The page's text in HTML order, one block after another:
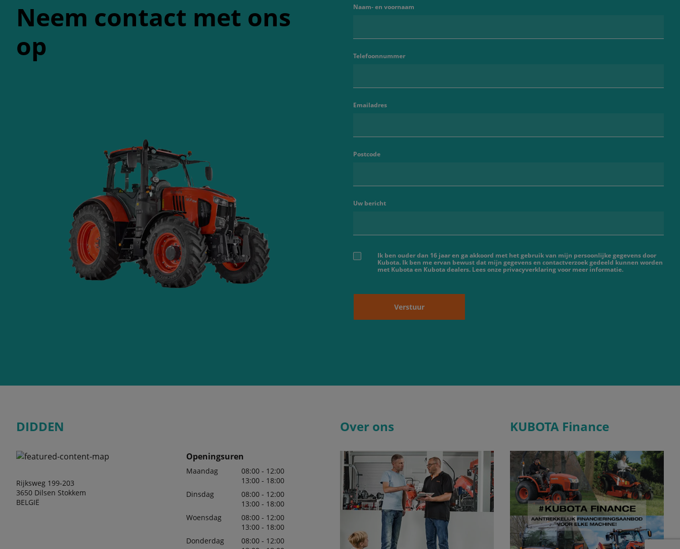
Neem contact met ons
op
Naam- en voornaam
Telefoonnummer
Emailadres
Postcode
Uw bericht
Ik ben ouder dan 16 jaar en ga akkoord met het gebruik van mijn persoonlijke gegevens door
Kubota. Ik ben me ervan bewust dat mijn gegevens en contactverzoek gedeeld kunnen worden
met Kubota en Kubota dealers. Lees onze privacyverklaring voor meer informatie.
Verstuur
DIDDEN
Rijksweg 199-203
3650 Dilsen Stokkem
BELGIË
Openingsuren
Maandag
08:00 - 12:00
13:00 - 18:00
Dinsdag
08:00 - 12:00
13:00 - 18:00
Woensdag
08:00 - 12:00
13:00 - 18:00
Donderdag
08:00 - 12:00
Over ons KUBOTA Finance